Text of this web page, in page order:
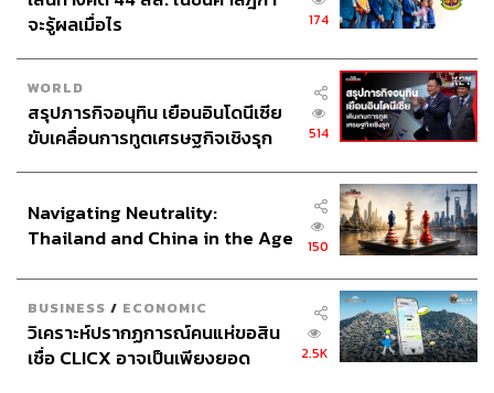
จะรู้ผลเมื่อไร
174
WORLD
สรุปภารกิจอนุทิน เยือนอินโดนีเซีย
ขับเคลื่อนการทูตเศรษฐกิจเชิงรุก
514
Navigating Neutrality:
Thailand and China in the Age
150
BUSINESS / ECONOMIC
วิเคราะห์ปรากฏการณ์คนแห่ขอสิน
เชื่อ CLICX อาจเป็นเพียงยอด
2.5K